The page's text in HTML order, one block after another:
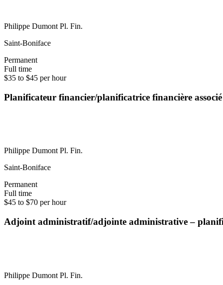
Philippe Dumont Pl. Fin.
Saint-Boniface
Permanent
Full time
$35 to $45 per hour
Planificateur financier/planificatrice financière
Philippe Dumont Pl. Fin.
Saint-Boniface
Permanent
Full time
$45 to $70 per hour
Adjoint administratif/adjointe administrative –
Philippe Dumont Pl. Fin.